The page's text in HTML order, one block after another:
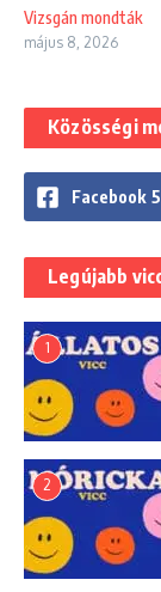
Vizsgán mondták
május 8, 2026
Közösségi
Facebook
Legújabb
1
2